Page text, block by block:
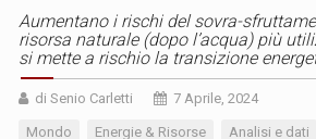
Aumentano i rischi del sovra-
risorsa naturale (dopo l’acqua) più
si mette a rischio la transizione
di Senio Carletti 7 Aprile, 2024
Mondo Energie & Risorse Analisi e dati